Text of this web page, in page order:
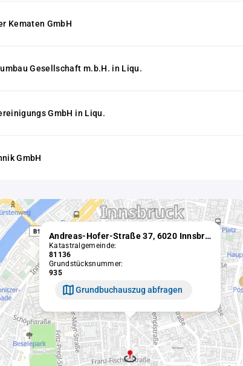
Kematen GmbH
Gesellschaft m.b.H. in Liqu.
GmbH in Liqu.
GmbH
Andreas-Hofer-Straße 37, 6020 Innsbruck
Katastralgemeinde:
81136
Grundstücksnummer:
935
Grundbuchauszug abfragen